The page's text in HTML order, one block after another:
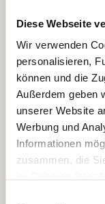
Diese Webseite
Wir verwenden
personalisieren,
können und die
Außerdem geben
unserer Website
Werbung und
Informationen
zusammen, die